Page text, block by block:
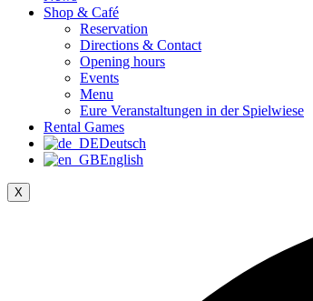
Shop & Café
Reservation
Directions & Contact
Opening hours
Events
Menu
Eure Veranstaltungen in der Spielwiese
Rental Games
Deutsch
English
X